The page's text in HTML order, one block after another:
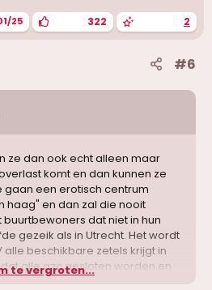
25 322 2
#6
ze dan ook echt alleen maar
komt en dan kunnen ze
gaan een erotisch centrum
haag" en dan zal die nooit
dat niet in hun
gezeik als in Utrecht. Het wordt
alle beschikbare zetels krijgt in
alle azc gesloten worden en
hun eigen land teruggaan ipv
te vergroten...